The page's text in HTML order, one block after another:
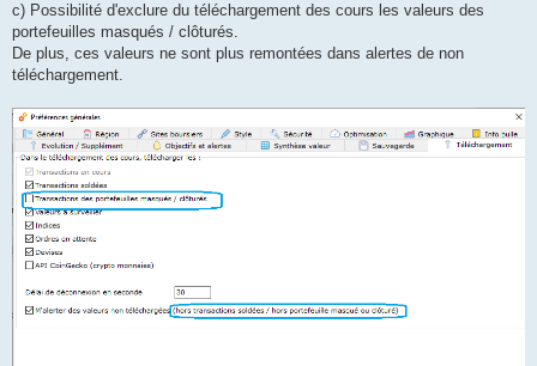
c) Possibilité d'exclure du téléchargement des cours les valeurs des
portefeuilles masqués / clôturés.
De plus, ces valeurs ne sont plus remontées dans alertes de non
téléchargement.